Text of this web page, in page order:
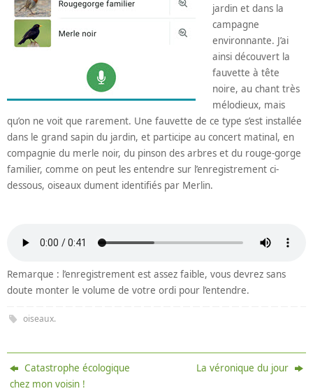
jardin et dans la
campagne
environnante. J’ai
ainsi découvert la
fauvette à tête
noire, au chant très
mélodieux, mais
qu’on ne voit que rarement. Une fauvette de ce type s’est installée
dans le grand sapin du jardin, et participe au concert matinal, en
compagnie du merle noir, du pinson des arbres et du rouge-gorge
familier, comme on peut les entendre sur l’enregistrement ci-
dessous, oiseaux dument identifiés par Merlin.
Remarque : l’enregistrement est assez faible, vous devrez sans
doute monter le volume de votre ordi pour l’entendre.
oiseaux.
Catastrophe écologique
chez mon voisin !
La véronique du jour